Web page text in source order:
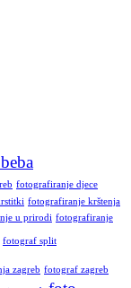
fotografiranje djece
fotografiranje krštenja
u prirodi fotografiranje
fotograf split
zagreb fotograf zagreb